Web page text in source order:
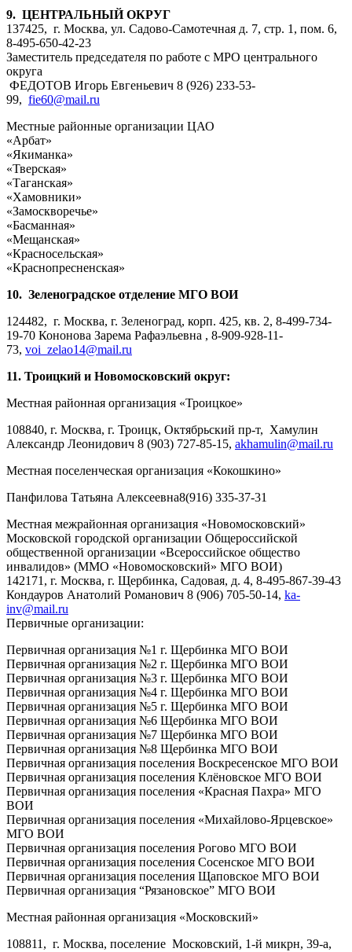
9. ЦЕНТРАЛЬНЫЙ ОКРУГ
137425, г. Москва, ул. Садово-Самотечная д. 7, стр. 1, пом. 6,
8-495-650-42-23
Заместитель председателя по работе с МРО центрального
округа
ФЕДОТОВ Игорь Евгеньевич 8 (926) 233-53-
99, fie60@mail.ru
Местные районные организации ЦАО
«Арбат»
«Якиманка»
«Тверская»
«Таганская»
«Хамовники»
«Замоскворечье»
«Басманная»
«Мещанская»
«Красносельская»
«Краснопресненская»
10. Зеленоградское отделение МГО ВОИ
124482, г. Москва, г. Зеленоград, корп. 425, кв. 2, 8-499-734-
19-70 Кононова Зарема Рафаэльевна , 8-909-928-11-
73, voi_zelao14@mail.ru
11. Троицкий и Новомосковский округ:
Местная районная организация «Троицкое»
108840, г. Москва, г. Троицк, Октябрьский пр-т, Хамулин
Александр Леонидович 8 (903) 727-85-15, akhamulin@mail.ru
Местная поселенческая организация «Кокошкино»
Панфилова Татьяна Алексеевна8(916) 335-37-31
Местная межрайонная организация «Новомосковский»
Московской городской организации Общероссийской
общественной организации «Всероссийское общество
инвалидов» (ММО «Новомосковский» МГО ВОИ)
142171, г. Москва, г. Щербинка, Садовая, д. 4, 8-495-867-39-43
Кондауров Анатолий Романович 8 (906) 705-50-14, ka-
inv@mail.ru
Первичные организации:
Первичная организация №1 г. Щербинка МГО ВОИ
Первичная организация №2 г. Щербинка МГО ВОИ
Первичная организация №3 г. Щербинка МГО ВОИ
Первичная организация №4 г. Щербинка МГО ВОИ
Первичная организация №5 г. Щербинка МГО ВОИ
Первичная организация №6 Щербинка МГО ВОИ
Первичная организация №7 Щербинка МГО ВОИ
Первичная организация №8 Щербинка МГО ВОИ
Первичная организация поселения Воскресенское МГО ВОИ
Первичная организация поселения Клёновское МГО ВОИ
Первичная организация поселения «Красная Пахра» МГО
ВОИ
Первичная организация поселения «Михайлово-Ярцевское»
МГО ВОИ
Первичная организация поселения Рогово МГО ВОИ
Первичная организация поселения Сосенское МГО ВОИ
Первичная организация поселения Щаповское МГО ВОИ
Первичная организация “Рязановское” МГО ВОИ
Местная районная организация «Московский»
108811, г. Москва, поселение Московский, 1-й микрн, 39-а,